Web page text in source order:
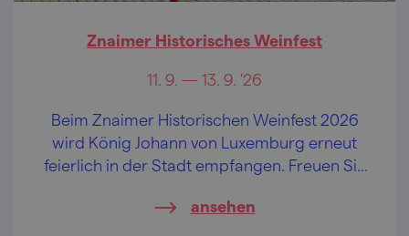
Znaimer Historisches Weinfest
11. 9. — 13. 9. '26
Beim Znaimer Historischen Weinfest 2026
wird König Johann von Luxemburg erneut
feierlich in der Stadt empfangen. Freuen Sie
historische Atmosphäre und erleben Sie
ansehen